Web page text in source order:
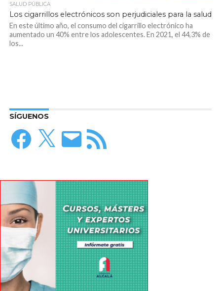
SALUD PÚBLICA
Los cigarrillos electrónicos son perjudiciales para la salud
En este último año, el consumo del cigarrillo electrónico ha
aumentado un 40% entre los adolescentes. En 2021, el 44,3% de
los...
SÍGUENOS
Facebook
X
Correo
electrónico
Feed
RSS